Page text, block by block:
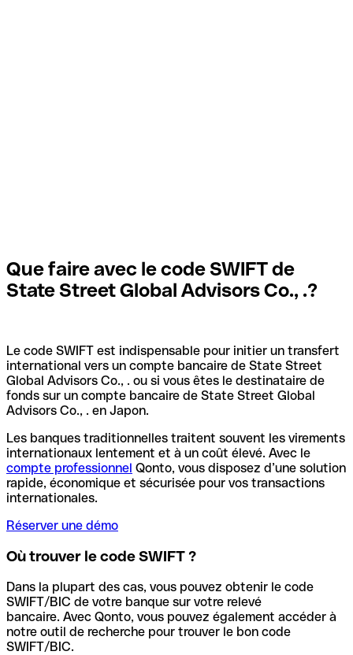
Que faire avec le code SWIFT de
State Street Global Advisors Co., .?
Le code SWIFT est indispensable pour initier un transfert
international vers un compte bancaire de State Street
Global Advisors Co., . ou si vous êtes le destinataire de
fonds sur un compte bancaire de State Street Global
Advisors Co., . en Japon.
Les banques traditionnelles traitent souvent les virements
internationaux lentement et à un coût élevé. Avec le
compte professionnel Qonto, vous disposez d’une solution
rapide, économique et sécurisée pour vos transactions
internationales.
Réserver une démo
Où trouver le code SWIFT ?
Dans la plupart des cas, vous pouvez obtenir le code
SWIFT/BIC de votre banque sur votre relevé
bancaire. Avec Qonto, vous pouvez également accéder à
notre outil de recherche pour trouver le bon code
SWIFT/BIC.